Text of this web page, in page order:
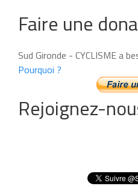
Faire une
Sud Gironde - CYCLISME a
Pourquoi ?
Rejoignez-